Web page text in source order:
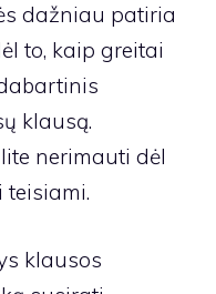
dažniau patiria
to, kaip greitai
klausą.
nerimauti dėl
teisiami.
klausos